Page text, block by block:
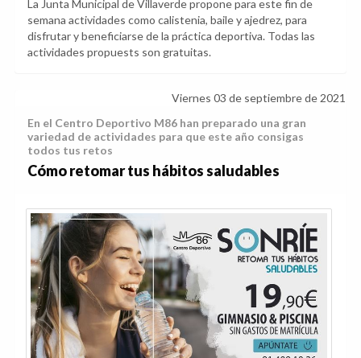
La Junta Municipal de Villaverde propone para este fin de
semana actividades como calistenia, baile y ajedrez, para
disfrutar y beneficiarse de la práctica deportiva. Todas las
actividades propuests son gratuitas.
Viernes 03 de septiembre de 2021
En el Centro Deportivo M86 han preparado una gran
variedad de actividades para que este año consigas
todos tus retos
Cómo retomar tus hábitos saludables